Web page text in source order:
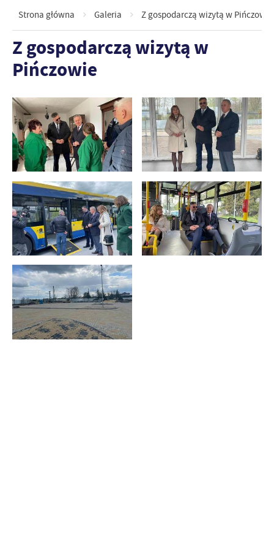
Strona główna Galeria Z gospodarczą wizytą w Pińczowie
Z gospodarczą wizytą w
Pińczowie